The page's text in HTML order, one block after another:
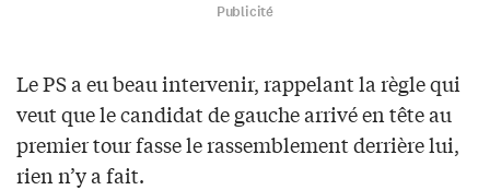
Publicité
Le PS a eu beau intervenir, rappelant la règle qui
veut que le candidat de gauche arrivé en tête au
premier tour fasse le rassemblement derrière lui,
rien n’y a fait.